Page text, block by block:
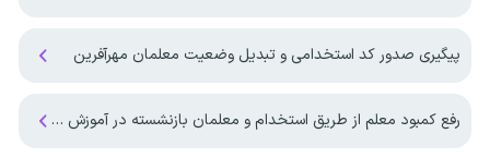
پیگیری صدور کد استخدامی و تبدیل وضعیت معلمان مهرآفرین
رفع کمبود معلم از طریق استخدام و معلمان بازنشسته در آموزش و پرورش